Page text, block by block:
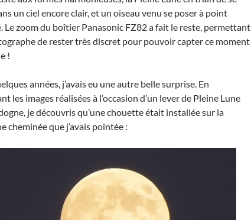
un ciel encore clair, et un oiseau venu se poser à point
Le zoom du boîtier Panasonic FZ82 a fait le reste, permettant
de rester très discret pour pouvoir capter ce moment
!
années, j’avais eu une autre belle surprise. En
les images réalisées à l’occasion d’un lever de Pleine Lune
je découvris qu’une chouette était installée sur la
cheminée que j’avais pointée :